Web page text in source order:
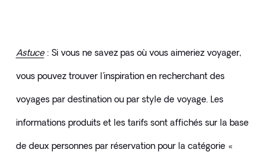
Astuce : Si vous ne savez pas où vous aimeriez voyager,
vous pouvez trouver l'inspiration en recherchant des
voyages par destination ou par style de voyage. Les
informations produits et les tarifs sont affichés sur la base
de deux personnes par réservation pour la catégorie «